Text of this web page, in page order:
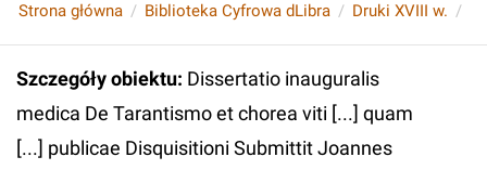
Strona główna Biblioteka Cyfrowa dLibra Druki XVIII w.
Szczegóły obiektu: Dissertatio inauguralis
medica De Tarantismo et chorea viti [...] quam
[...] publicae Disquisitioni Submittit Joannes